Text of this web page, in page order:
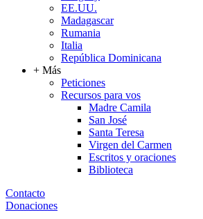
EE.UU.
Madagascar
Rumania
Italia
República Dominicana
+ Más
Peticiones
Recursos para vos
Madre Camila
San José
Santa Teresa
Virgen del Carmen
Escritos y oraciones
Biblioteca
Contacto
Donaciones